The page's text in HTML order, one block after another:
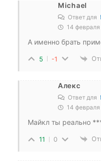
Michael
Ответ для
14
А именно брать
5 -1
Алекс
Ответ для
14 февраля
Майкл ты реально
11 0